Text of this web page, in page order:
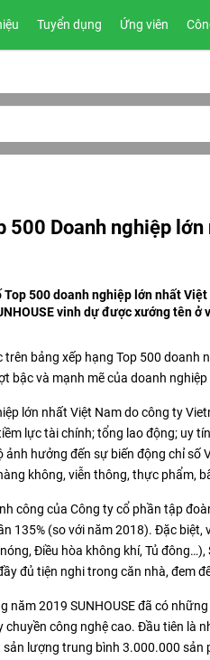
Tuyển dụng Ứng viên
500 Doanh nghiệp
500 doanh nghiệp lớn nhất
vinh dự được xướng tên
trên bảng xếp hạng Top 500
bậc và mạnh mẽ của doanh
lớn nhất Việt Nam do công ty
lực tài chính; tổng lao động; uy
hưởng đến sự biến động chỉ số
không, viễn thông, thực phẩm,
công của Công ty cổ phần tập
135% (so với năm 2018). Đặc
Điều hòa không khí, Tủ
đủ tiện nghi trong căn nhà, đem
năm 2019 SUNHOUSE đã có
công nghệ cao. Đầu tiên là
lượng trung bình 3.000.000